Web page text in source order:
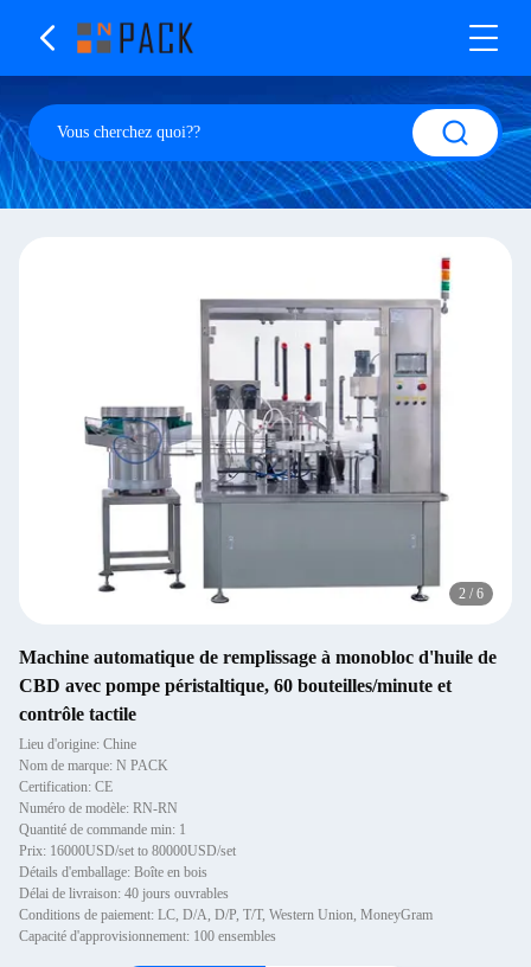
2 / 6
Machine automatique de remplissage à monobloc d'huile de
CBD avec pompe péristaltique, 60 bouteilles/minute et
contrôle tactile
Lieu d'origine: Chine
Nom de marque: N PACK
Certification: CE
Numéro de modèle: RN-RN
Quantité de commande min: 1
Prix: 16000USD/set to 80000USD/set
Détails d'emballage: Boîte en bois
Délai de livraison: 40 jours ouvrables
Conditions de paiement: LC, D/A, D/P, T/T, Western Union, MoneyGram
Capacité d'approvisionnement: 100 ensembles